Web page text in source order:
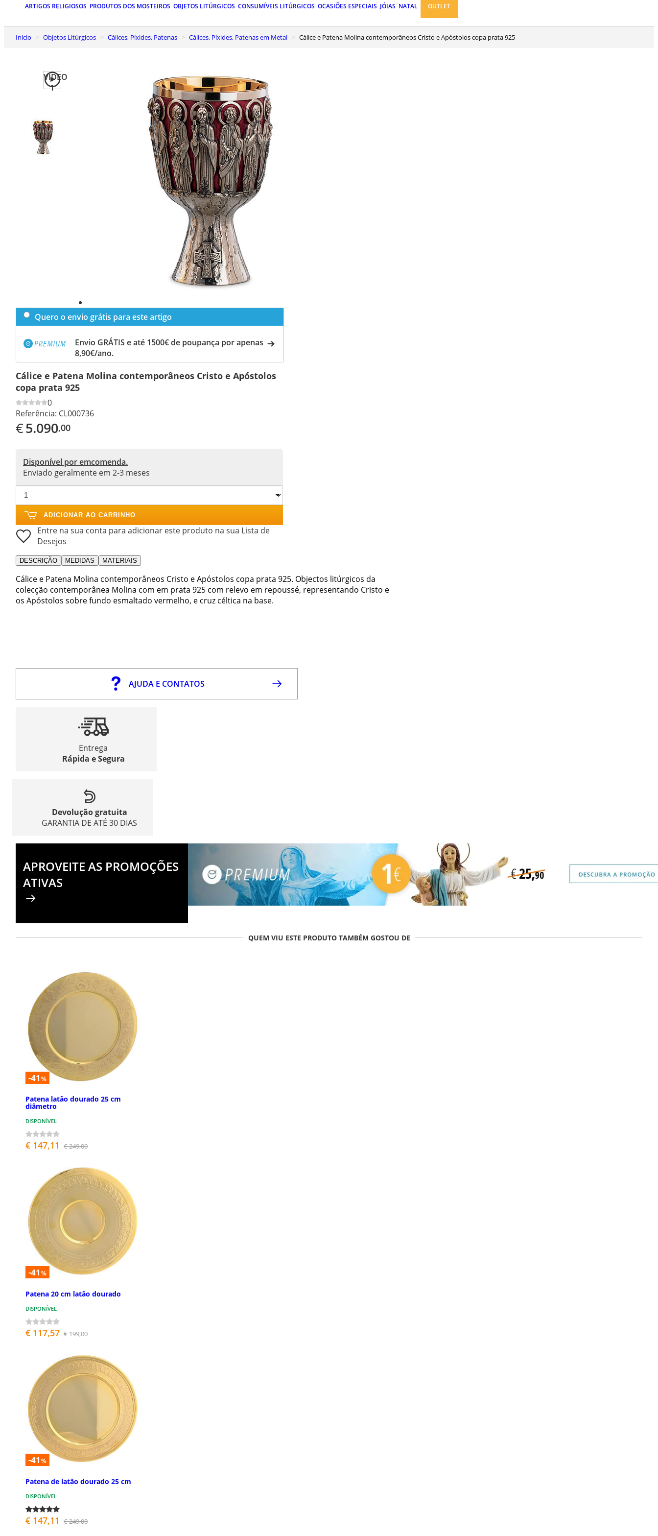
ARTIGOS RELIGIOSOS PRODUTOS DOS MOSTEIROS OBJETOS LITÚRGICOS CONSUMÍVEIS LITÚRGICOS OCASIÕES ESPECIAIS JÓIAS NATAL OUTLET
Inicio Objetos Litúrgicos Cálices, Píxides, Patenas Cálices, Píxides, Patenas em Metal Cálice e Patena Molina contemporâneos Cristo e Apóstolos copa prata 925
VIDEO
1
Quero o envio grátis para este artigo
Envio GRÁTIS e até 1500€ de poupança por apenas
8,90€/ano.
Cálice e Patena Molina contemporâneos Cristo e Apóstolos
copa prata 925
0
Referência: CL000736
€5.090,00
Disponível por emcomenda.
Enviado geralmente em 2-3 meses
ADICIONAR AO CARRINHO
Entre na sua conta para adicionar este produto na sua Lista de
Desejos
DESCRIÇÃO MEDIDAS MATERIAIS
Cálice e Patena Molina contemporâneos Cristo e Apóstolos copa prata 925. Objectos litúrgicos da
colecção contemporânea Molina com em prata 925 com relevo em repoussé, representando Cristo e
os Apóstolos sobre fundo esmaltado vermelho, e cruz céltica na base.
AJUDA E CONTATOS
Entrega
Rápida e Segura
Devolução gratuita
GARANTIA DE ATÉ 30 DIAS
APROVEITE AS PROMOÇÕES
ATIVAS
QUEM VIU ESTE PRODUTO TAMBÉM GOSTOU DE
-41 %
Patena latão dourado 25 cm
diâmetro
DISPONÍVEL
€ 147,11 € 249,00
-41 %
Patena 20 cm latão dourado
DISPONÍVEL
€ 117,57 € 199,00
-41 %
Patena de latão dourado 25 cm
DISPONÍVEL
€ 147,11 € 249,00